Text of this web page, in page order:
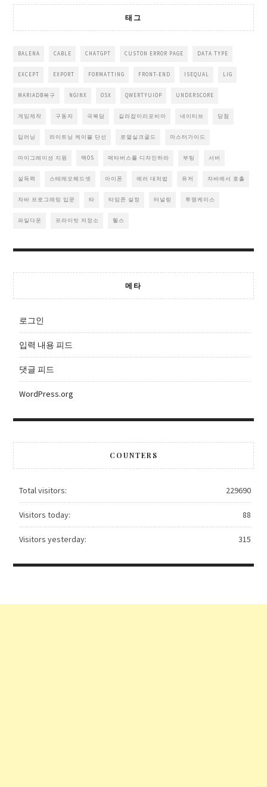
태그
BALENA CABLE CHATGPT CUSTON ERROR PAGE DATA TYPE
EXCEPT EXPORT FORMATTING FRONT-END ISEQUAL LIG
MARIADB복구 NGINX OSX QWERTYUIOP UNDERSCORE
게임제작 구동자 극복담 길라잡이리포비아 네이티브 당첨
딥러닝 라이트닝 케이블 단선 로열실크골드 마스터가이드
마이그레이션 지원 맥OS 메타버스를 디자인하라 부팅 서버
설득력 스테레오헤드셋 아이폰 에러 대처법 유저 자바에서 호출
자바 프로그래밍 입문 타 타임존 설정 터널링 투명케이스
파일다운 프라이빗 저장소 헬스
메타
로그인
입력 내용 피드
댓글 피드
WordPress.org
COUNTERS
229690
Total visitors:
88
Visitors today:
315
Visitors yesterday: